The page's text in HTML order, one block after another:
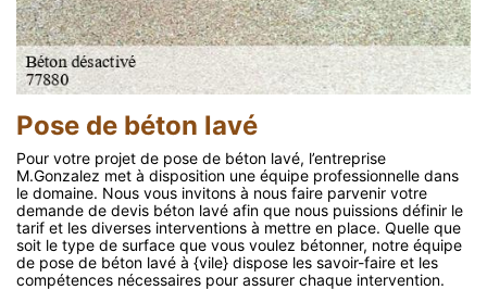
Pose de béton lavé
Pour votre projet de pose de béton lavé, l’entreprise
M.Gonzalez met à disposition une équipe professionnelle dans
le domaine. Nous vous invitons à nous faire parvenir votre
demande de devis béton lavé afin que nous puissions définir le
tarif et les diverses interventions à mettre en place. Quelle que
soit le type de surface que vous voulez bétonner, notre équipe
de pose de béton lavé à {vile} dispose les savoir-faire et les
compétences nécessaires pour assurer chaque intervention.